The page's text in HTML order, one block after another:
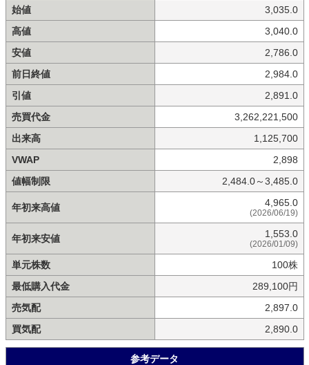
始値
3,035.0
高値
3,040.0
安値
2,786.0
前日終値
2,984.0
引値
2,891.0
売買代金
3,262,221,500
出来高
1,125,700
VWAP
2,898
値幅制限
2,484.0～3,485.0
年初来高値 4,965.0
(2026/06/19)
年初来安値 1,553.0
(2026/01/09)
単元株数
100株
最低購入代金
289,100円
売気配
2,897.0
買気配
2,890.0
参考データ